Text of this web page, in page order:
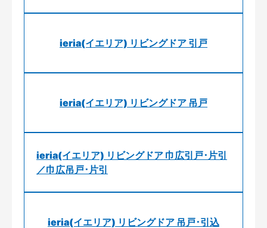
ieria(イエリア) リビングドア 引戸
ieria(イエリア) リビングドア 吊戸
ieria(イエリア) リビングドア 巾広引戸･片引
／巾広吊戸･片引
ieria(イエリア) リビングドア 吊戸･引込